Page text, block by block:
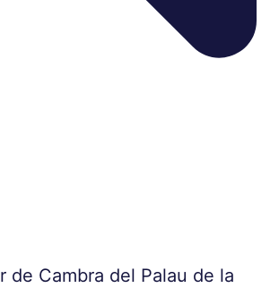
de Cambra del Palau de la